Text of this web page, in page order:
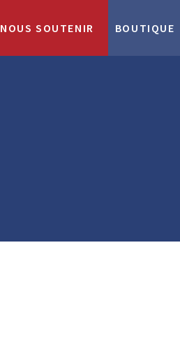
NOUS SOUTENIR BOUTIQUE